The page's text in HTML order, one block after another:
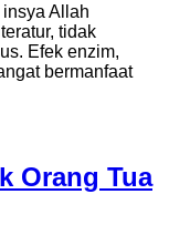
Allah
tidak
Efek enzim,
bermanfaat
Orang Tua